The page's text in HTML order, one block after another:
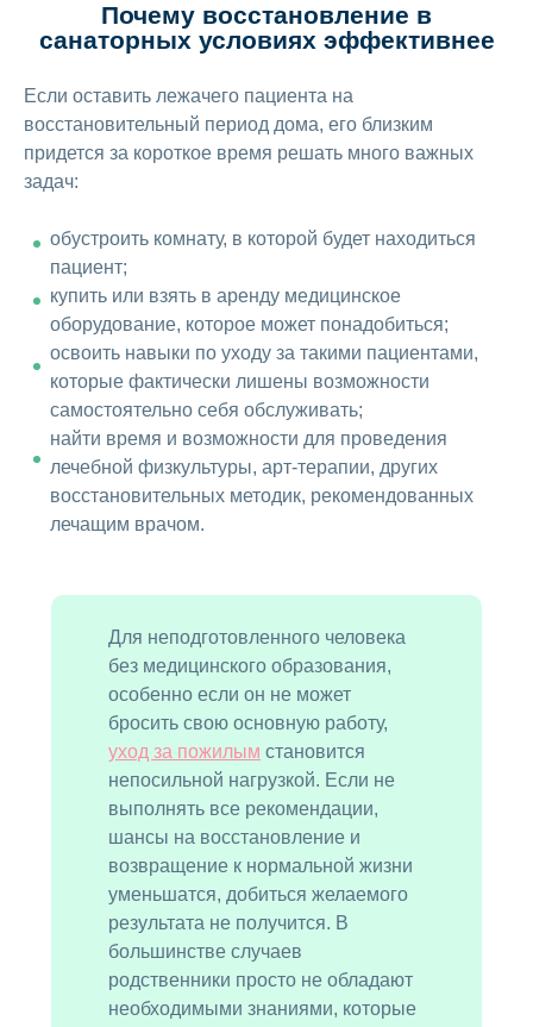
Почему восстановление в
санаторных условиях эффективнее
Если оставить лежачего пациента на
восстановительный период дома, его близким
придется за короткое время решать много важных
задач:
обустроить комнату, в которой будет находиться
пациент;
купить или взять в аренду медицинское
оборудование, которое может понадобиться;
освоить навыки по уходу за такими пациентами,
которые фактически лишены возможности
самостоятельно себя обслуживать;
найти время и возможности для проведения
лечебной физкультуры, арт-терапии, других
восстановительных методик, рекомендованных
лечащим врачом.
Для неподготовленного человека
без медицинского образования,
особенно если он не может
бросить свою основную работу,
уход за пожилым становится
непосильной нагрузкой. Если не
выполнять все рекомендации,
шансы на восстановление и
возвращение к нормальной жизни
уменьшатся, добиться желаемого
результата не получится. В
большинстве случаев
родственники просто не обладают
необходимыми знаниями, которые